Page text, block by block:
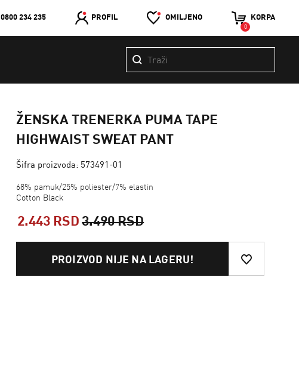
0800 234 235 PROFIL OMILJENO KORPA
0
ŽENSKA TRENERKA PUMA TAPE
HIGHWAIST SWEAT PANT
Šifra proizvoda: 573491-01
68% pamuk/25% poliester/7% elastin
Cotton Black
2.443 RSD 3.490 RSD
PROIZVOD NIJE NA LAGERU!